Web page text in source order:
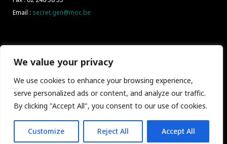
We value your privacy
We use cookies to enhance your browsing experience,
serve personalized ads or content, and analyze our traffic.
By clicking "Accept All", you consent to our use of cookies.
Customize Reject All Accept All
Email : secret.gen@moc.be
Site web réalisé par STUDIO 2.0